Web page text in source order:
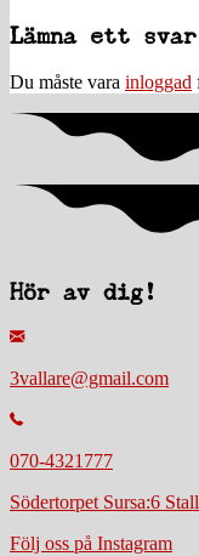
navigation
Lämna ett svar
Du måste vara inloggad
Hör av dig!
3vallare@gmail.com
070-4321777
Södertorpet Sursa:6
Följ oss på Instagram